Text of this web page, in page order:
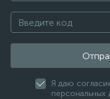
Я даю
персональных